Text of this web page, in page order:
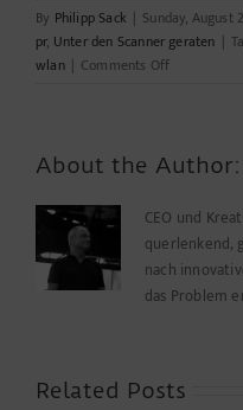
By Philipp Sack | Sunday, August
pr, Unter den Scanner geraten |
wlan | Comments Offon
About the Author:
CEO und
querlenkend,
nach
das Problem
Related Posts